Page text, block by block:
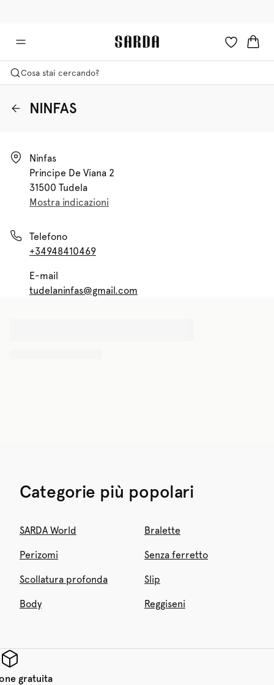
Cosa stai cercando?
NINFAS
Ninfas
Principe De Viana 2
31500 Tudela
Mostra indicazioni
Telefono
+34948410469
E-mail
tudelaninfas@gmail.com
Categorie più popolari
SARDA World Bralette
Perizomi Senza ferretto
Scollatura profonda Slip
Body Reggiseni
gratuita